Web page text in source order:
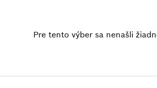
Skupina produktov
Pre tento výber sa nenašli